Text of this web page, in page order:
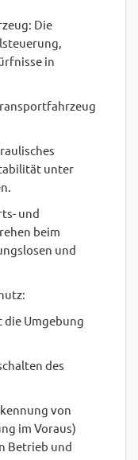
Die
in
unter
und
beim
und
Umgebung
des
von
im Voraus)
Betrieb und